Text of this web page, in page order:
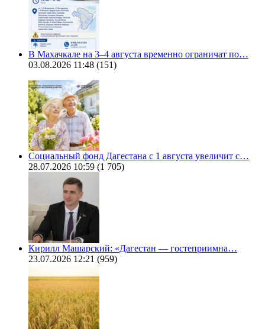
В Махачкале на 3–4 августа временно ограничат по…
03.08.2026 11:48 (151)
Социальный фонд Дагестана с 1 августа увеличит с…
28.07.2026 10:59 (1 705)
Кирилл Машарский: «Дагестан — гостеприимна…
23.07.2026 12:21 (959)